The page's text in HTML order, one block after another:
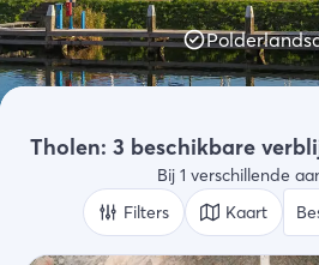
Wanneer
Selecteer datum
Alle types
Wie
2 gasten
Tholen: 3 beschikbare
Bij 1 verschillende
Filters
Kaart